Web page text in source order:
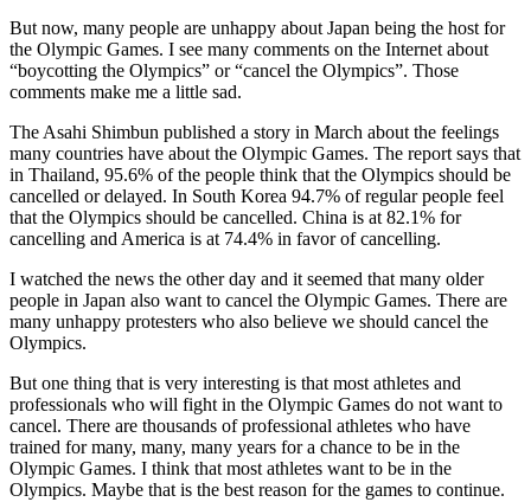
But now, many people are unhappy about Japan being the host for
the Olympic Games. I see many comments on the Internet about
“boycotting the Olympics” or “cancel the Olympics”. Those
comments make me a little sad.
The Asahi Shimbun published a story in March about the feelings
many countries have about the Olympic Games. The report says that
in Thailand, 95.6% of the people think that the Olympics should be
cancelled or delayed. In South Korea 94.7% of regular people feel
that the Olympics should be cancelled. China is at 82.1% for
cancelling and America is at 74.4% in favor of cancelling.
I watched the news the other day and it seemed that many older
people in Japan also want to cancel the Olympic Games. There are
many unhappy protesters who also believe we should cancel the
Olympics.
But one thing that is very interesting is that most athletes and
professionals who will fight in the Olympic Games do not want to
cancel. There are thousands of professional athletes who have
trained for many, many, many years for a chance to be in the
Olympic Games. I think that most athletes want to be in the
Olympics. Maybe that is the best reason for the games to continue.